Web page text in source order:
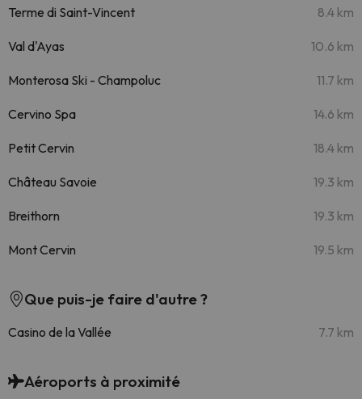
Terme di Saint-Vincent 8.4 km
Val d'Ayas 10.6 km
Monterosa Ski - Champoluc 11.7 km
Cervino Spa 14.6 km
Petit Cervin 18.4 km
Château Savoie 19.3 km
Breithorn 19.3 km
Mont Cervin 19.5 km
Que puis-je faire d'autre ?
Casino de la Vallée 7.7 km
Aéroports à proximité